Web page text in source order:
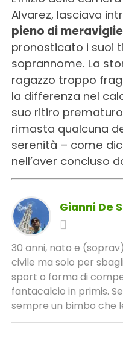
Alvarez, lasciava
pieno di meraviglie
pronosticato i suoi
soprannome. La
ragazzo troppo
la differenza nel
suo ritiro
rimasta qualcuna
serenità – come
nell’aver concluso
Gianni De
30 anni, nato e
civile ma solo per
sport o forma di
fantacalcio in primis.
sempre un bimbo che